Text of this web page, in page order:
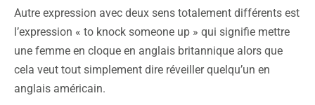
Autre expression avec deux sens totalement différents est
l’expression « to knock someone up » qui signifie mettre
une femme en cloque en anglais britannique alors que
cela veut tout simplement dire réveiller quelqu’un en
anglais américain.